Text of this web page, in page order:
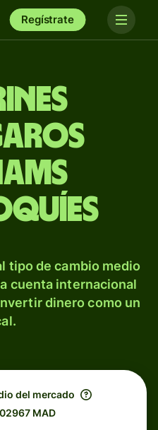
Regístrate
tipo de cambio medio
cuenta internacional
dinero como un
del mercado
MAD